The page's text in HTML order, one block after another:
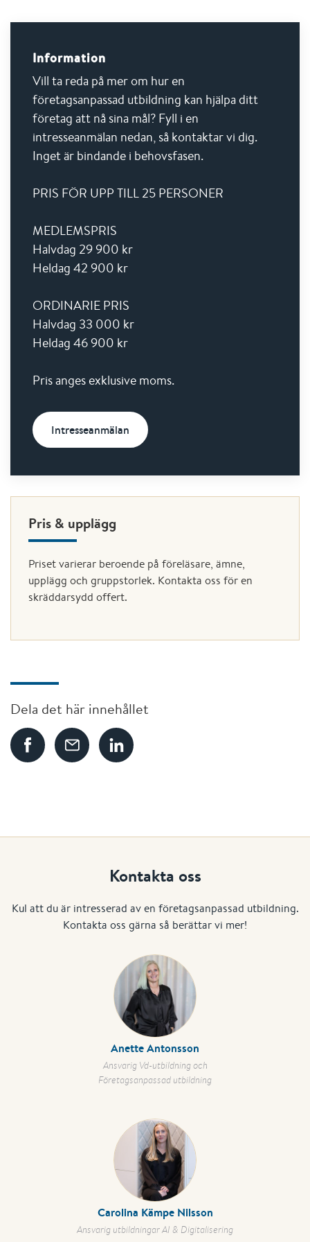
Information
Vill ta reda på mer om hur en
företagsanpassad utbildning kan hjälpa ditt
företag att nå sina mål? Fyll i en
intresseanmälan nedan, så kontaktar vi dig.
Inget är bindande i behovsfasen.
PRIS FÖR UPP TILL 25 PERSONER
MEDLEMSPRIS
Halvdag 29 900 kr
Heldag 42 900 kr
ORDINARIE PRIS
Halvdag 33 000 kr
Heldag 46 900 kr
Pris anges exklusive moms.
Intresseanmälan
Pris & upplägg
Priset varierar beroende på föreläsare, ämne,
upplägg och gruppstorlek. Kontakta oss för en
skräddarsydd offert.
Dela det här innehållet
Kontakta oss
Kul att du är intresserad av en företagsanpassad utbildning.
Kontakta oss gärna så berättar vi mer!
Anette Antonsson
Ansvarig Vd-utbildning och
Företagsanpassad utbildning
Carolina Kämpe Nilsson
Ansvarig utbildningar AI & Digitalisering